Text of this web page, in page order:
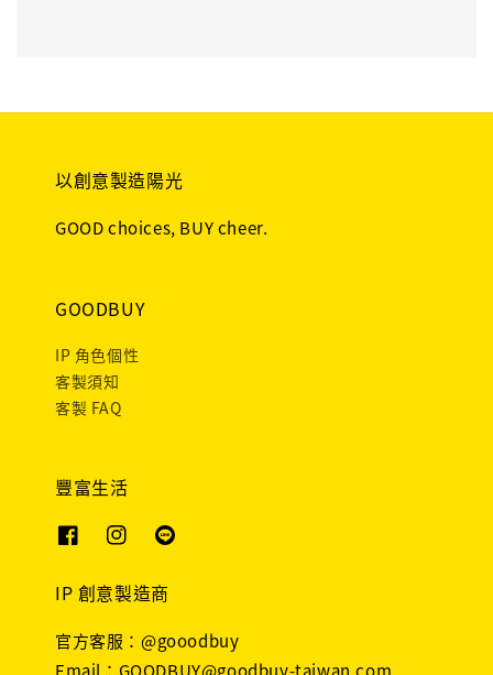
以創意製造陽光
GOOD choices, BUY cheer.
GOODBUY
IP 角色個性
客製須知
客製 FAQ
豐富生活
IP 創意製造商
官方客服：@gooodbuy
Email：GOODBUY@goodbuy-taiwan.com